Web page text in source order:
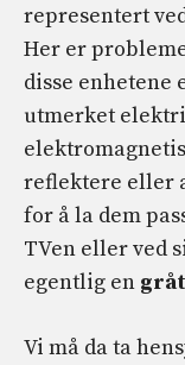
representert
Her er
disse enhetene
utmerket
reflektere eller
for å la dem
TVen eller ved
egentlig en
Vi må da ta